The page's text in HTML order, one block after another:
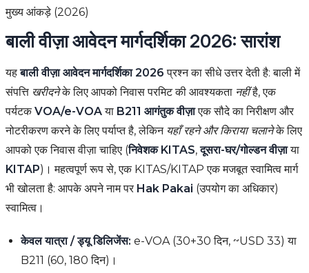
मुख्य आंकड़े (2026)
बाली वीज़ा आवेदन मार्गदर्शिका 2026: सारांश
यहबाली वीज़ा आवेदन मार्गदर्शिका 2026 प्रश्न का सीधे उत्तर देती है: बाली में
संपत्ति खरीदनेके लिए आपको निवास परमिट की आवश्यकता नहींहै, एक
पर्यटकVOA/e-VOAया B211 आगंतुक वीज़ाएक सौदे का निरीक्षण और
नोटरीकरण करने के लिए पर्याप्त है, लेकिन यहाँ रहने और किराया चलानेके लिए
आपको एक निवास वीज़ा चाहिए (निवेशक KITAS,दूसरा-घर/गोल्डन वीज़ाया
KITAP)। महत्वपूर्ण रूप से, एक KITAS/KITAP एक मजबूत स्वामित्व मार्ग
भी खोलता है: आपके अपने नाम पर Hak Pakai (उपयोग का अधिकार)
स्वामित्व।
केवल यात्रा / ड्यू डिलिजेंस: e-VOA (30+30 दिन, ~USD 33) या
B211 (60, 180 दिन)।